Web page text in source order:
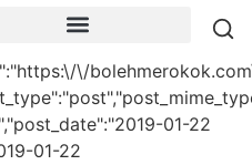
\/
01-22
01-22